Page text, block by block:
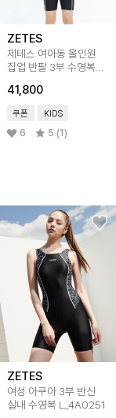
ZETES
제테스 여아동 올인원
집업 반팔 3부 수영복
41,800
쿠폰 KIDS
6 5 (1)
ZETES
여성 아쿠아 3부 반신
실내 수영복 L_4A0251